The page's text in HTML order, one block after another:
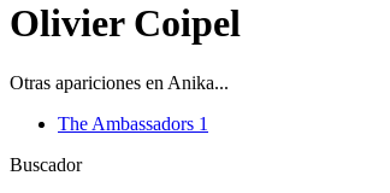
Olivier Coipel
Otras apariciones en Anika...
The Ambassadors 1
Buscador